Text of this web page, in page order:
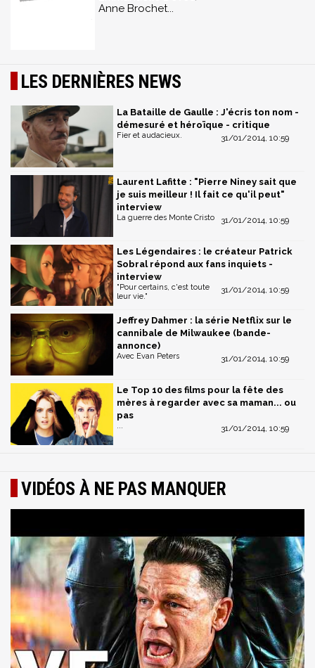
Anne Brochet...
LES DERNIÈRES NEWS
La Bataille de Gaulle : J'écris ton nom -
démesuré et héroïque - critique
31/01/2014, 10:59
Fier et audacieux.
Laurent Lafitte : "Pierre Niney sait que
je suis meilleur ! Il fait ce qu'il peut"
interview
31/01/2014, 10:59
La guerre des Monte Cristo
Les Légendaires : le créateur Patrick
Sobral répond aux fans inquiets -
interview
31/01/2014, 10:59
"Pour certains, c'est toute
leur vie."
Jeffrey Dahmer : la série Netflix sur le
cannibale de Milwaukee (bande-
annonce)
31/01/2014, 10:59
Avec Evan Peters
Le Top 10 des films pour la fête des
mères à regarder avec sa maman... ou
pas
31/01/2014, 10:59
...
VIDÉOS À NE PAS MANQUER